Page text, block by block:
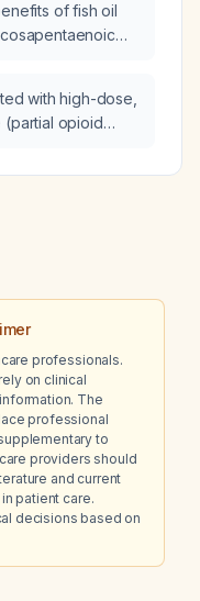
of fish oil
with high-dose,
opioid
professionals.
on clinical
The
professional
to
providers should
and current
patient care.
decisions based on